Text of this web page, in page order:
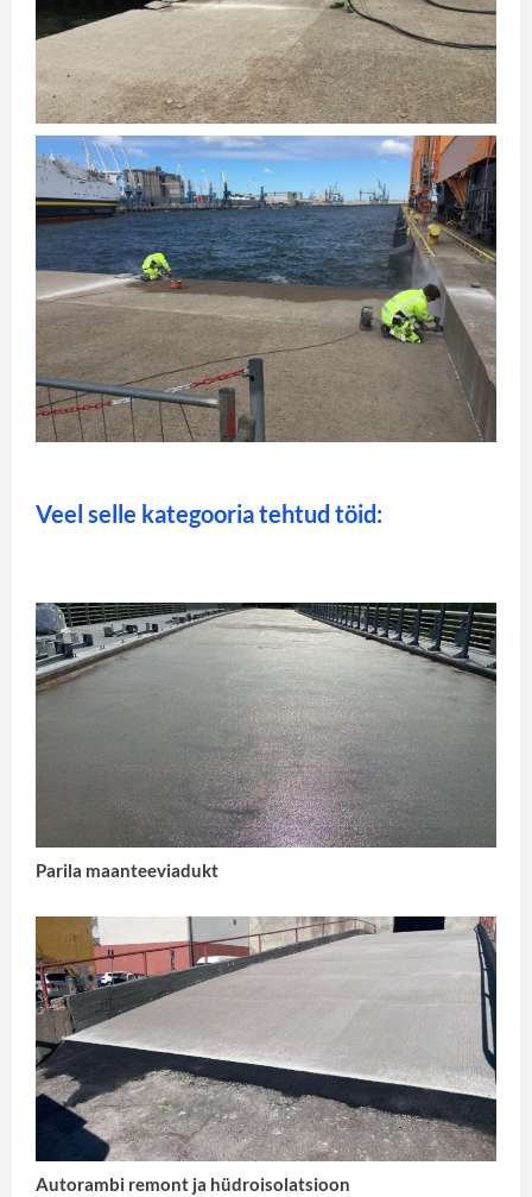
Veel selle kategooria tehtud töid:
Parila maanteeviadukt
Autorambi remont ja hüdroisolatsioon